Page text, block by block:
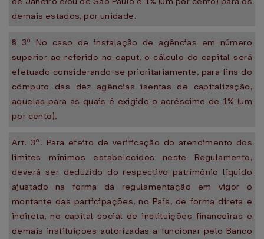
demais estados, por unidade.
§ 3º No caso de instalação de agências em número
superior ao referido no caput, o cálculo do capital será
efetuado considerando-se prioritariamente, para fins do
cômputo das dez agências isentas de capitalização,
aquelas para as quais é exigido o acréscimo de 1% (um
por cento).
Art. 3º. Para efeito de verificação do atendimento dos
limites mínimos estabelecidos neste Regulamento,
deverá ser deduzido do respectivo patrimônio líquido
ajustado na forma da regulamentação em vigor o
montante das participações, no País, de forma direta e
indireta, no capital social de instituições financeiras e
demais instituições autorizadas a funcionar pelo Banco